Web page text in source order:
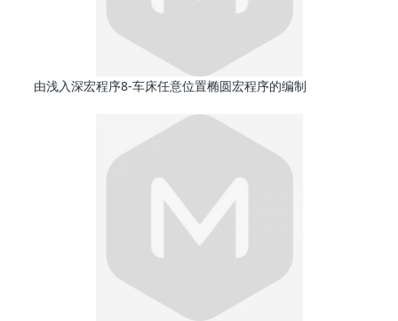
由浅入深宏程序8-车床任意位置椭圆宏程序的编制